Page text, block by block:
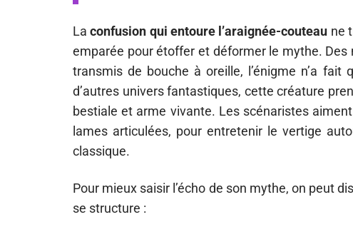
Laconfusion qui entoure l’araignée-couteau ne
emparée pour étoffer et déformer le mythe.
transmis de bouche à oreille, l’énigme n’a fait
d’autres univers fantastiques, cette créature
bestiale et arme vivante. Les scénaristes
lames articulées, pour entretenir le vertige
classique.
Pour mieux saisir l’écho de son mythe, on peut
se structure :